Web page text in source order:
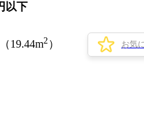
以下
19.44m2 ） お気